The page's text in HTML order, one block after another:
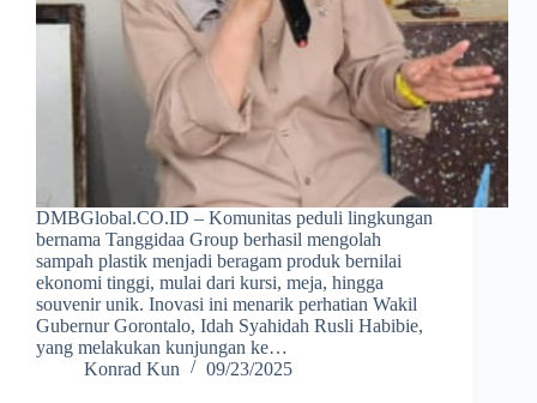
DMBGlobal.CO.ID – Komunitas peduli lingkungan
bernama Tanggidaa Group berhasil mengolah
sampah plastik menjadi beragam produk bernilai
ekonomi tinggi, mulai dari kursi, meja, hingga
souvenir unik. Inovasi ini menarik perhatian Wakil
Gubernur Gorontalo, Idah Syahidah Rusli Habibie,
yang melakukan kunjungan ke…
Konrad Kun
09/23/2025